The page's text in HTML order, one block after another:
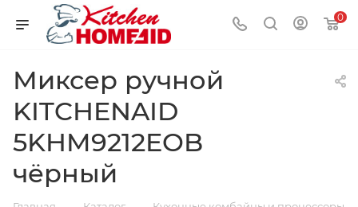
0
Миксер ручной
KITCHENAID
5KHM9212EOB
чёрный